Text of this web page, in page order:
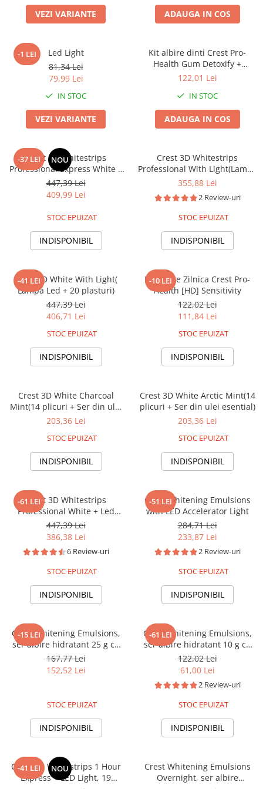
VEZI VARIANTE ADAUGA IN COS
-1 LEI
Led Light
81,34 Lei
79,99 Lei
IN STOC
VEZI VARIANTE
Kit albire dinti Crest Pro-
Health Gum Detoxify +
Whitening Two-Step
122,01 Lei
IN STOC
ADAUGA IN COS
-37 LEI NOU
Crest 3D Whitestrips
Professional Express White +
Led Light, 19 plicuri, 38
plasturi, Lampa UV,
concentratie 10%, nivel albire
30, kit albire dinti
447,39 Lei
409,99 Lei
STOC EPUIZAT
INDISPONIBIL
Crest 3D Whitestrips
Professional With Light(Lampa
LED + 14 Plasturi)
355,88 Lei
2 Review-uri
STOC EPUIZAT
INDISPONIBIL
-41 LEI
Crest 3D White With Light(
Lampa Led + 20 plasturi)
447,39 Lei
406,71 Lei
STOC EPUIZAT
INDISPONIBIL
-10 LEI
Kit Albire Zilnica Crest Pro-
Health [HD] Sensitivity
122,02 Lei
111,84 Lei
STOC EPUIZAT
INDISPONIBIL
Crest 3D White Charcoal
Mint(14 plicuri + Ser din ulei
esential)
203,36 Lei
STOC EPUIZAT
INDISPONIBIL
Crest 3D White Arctic Mint(14
plicuri + Ser din ulei esential)
203,36 Lei
STOC EPUIZAT
INDISPONIBIL
-61 LEI
Crest 3D Whitestrips
Professional White + Led
Light, 19 plicuri, 38 plasturi,
Lampa UV, concentratie 10%,
nivel albire 30, kit albire dinti
447,39 Lei
386,38 Lei
6 Review-uri
STOC EPUIZAT
INDISPONIBIL
-51 LEI
Crest Whitening Emulsions
with LED Accelerator Light
284,71 Lei
233,87 Lei
2 Review-uri
STOC EPUIZAT
INDISPONIBIL
-15 LEI
Crest Whitening Emulsions,
ser albire hidratant 25 g cu
aplicator, apply & go
167,77 Lei
152,52 Lei
STOC EPUIZAT
INDISPONIBIL
-61 LEI
Crest Whitening Emulsions,
ser albire hidratant 10 g cu
aplicator, apply & go, pentru
dinti sensibili
122,02 Lei
61,00 Lei
2 Review-uri
STOC EPUIZAT
INDISPONIBIL
-41 LEI NOU
Crest 3D Whitestrips 1 Hour
Express + LED Light, 19
Crest Whitening Emulsions
Overnight, ser albire